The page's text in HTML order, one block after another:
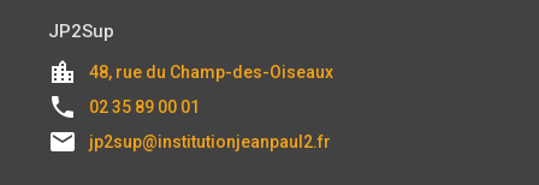
JP2Sup
location_city 48, rue du Champ-des-Oiseaux
local_phone 02 35 89 00 01
email jp2sup@institutionjeanpaul2.fr